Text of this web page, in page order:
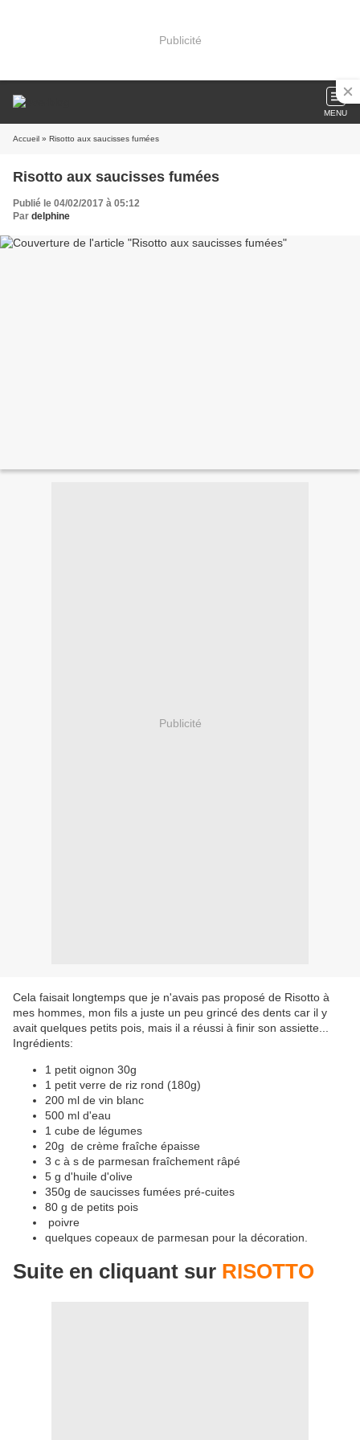
Publicité
MENU
Accueil » Risotto aux saucisses fumées
Risotto aux saucisses fumées
Publié le 04/02/2017 à 05:12
Par delphine
Publicité
Cela faisait longtemps que je n'avais pas proposé de Risotto à
mes hommes, mon fils a juste un peu grincé des dents car il y
avait quelques petits pois, mais il a réussi à finir son assiette...
Ingrédients:
1 petit oignon 30g
1 petit verre de riz rond (180g)
200 ml de vin blanc
500 ml d'eau
1 cube de légumes
20g de crème fraîche épaisse
3 c à s de parmesan fraîchement râpé
5 g d'huile d'olive
350g de saucisses fumées pré-cuites
80 g de petits pois
poivre
quelques copeaux de parmesan pour la décoration.
Suite en cliquant sur RISOTTO